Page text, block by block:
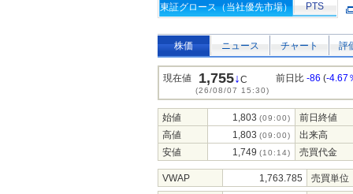
東証グロース（当社優先市場） PTS
株価 ニュース チャート 評
現在値 1,755↓C
(26/08/07 15:30)
前日比 -86 (-4.67
始値 1,803 (09:00)
前日終値
高値
1,803 (09:00)
出来高
安値
1,749 (10:14) 売買代金
VWAP 1,763.785 売買単位